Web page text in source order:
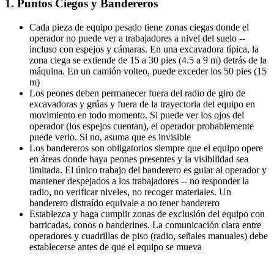
1. Puntos Ciegos y Bandereros
Cada pieza de equipo pesado tiene zonas ciegas donde el
operador no puede ver a trabajadores a nivel del suelo --
incluso con espejos y cámaras. En una excavadora típica, la
zona ciega se extiende de 15 a 30 pies (4.5 a 9 m) detrás de la
máquina. En un camión volteo, puede exceder los 50 pies (15
m)
Los peones deben permanecer fuera del radio de giro de
excavadoras y grúas y fuera de la trayectoria del equipo en
movimiento en todo momento. Si puede ver los ojos del
operador (los espejos cuentan), el operador probablemente
puede verlo. Si no, asuma que es invisible
Los bandereros son obligatorios siempre que el equipo opere
en áreas donde haya peones presentes y la visibilidad sea
limitada. El único trabajo del banderero es guiar al operador y
mantener despejados a los trabajadores -- no responder la
radio, no verificar niveles, no recoger materiales. Un
banderero distraído equivale a no tener banderero
Establezca y haga cumplir zonas de exclusión del equipo con
barricadas, conos o banderines. La comunicación clara entre
operadores y cuadrillas de piso (radio, señales manuales) debe
establecerse antes de que el equipo se mueva